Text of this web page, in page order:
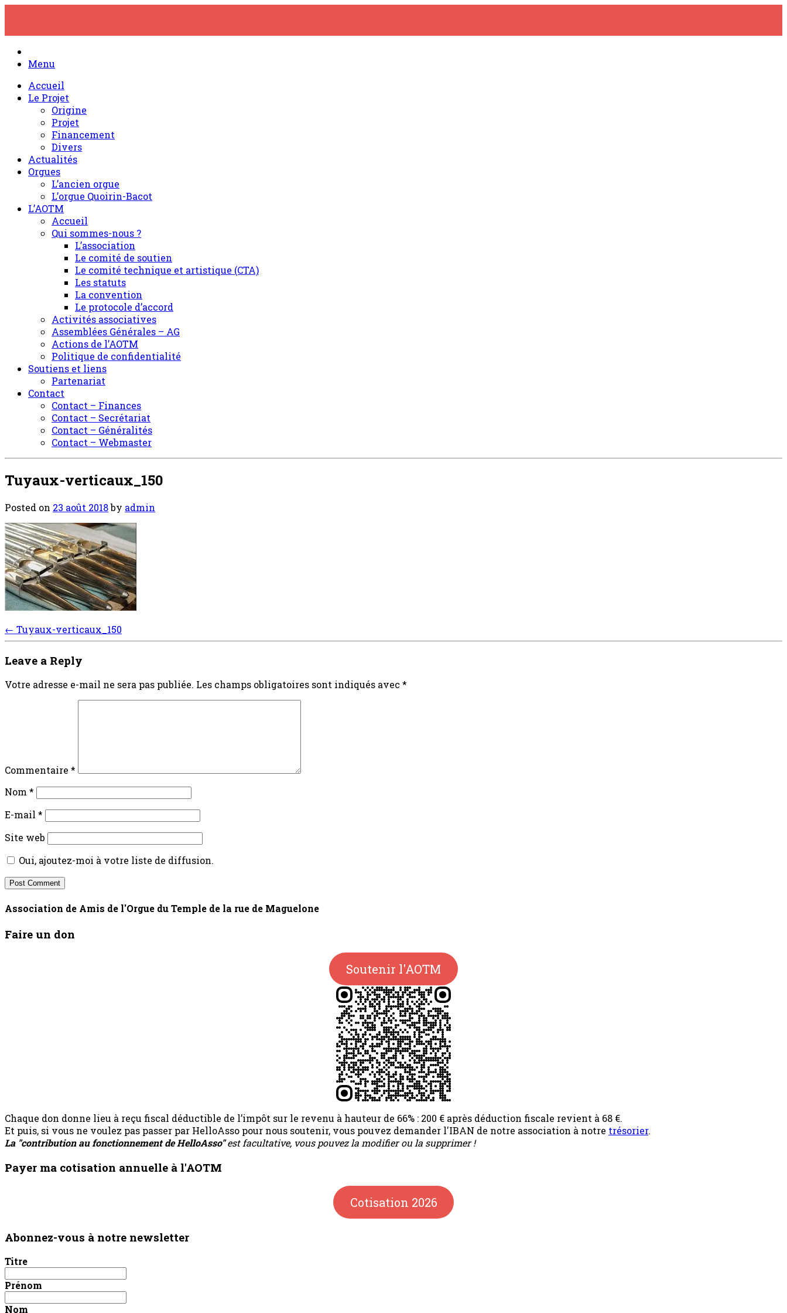
content
Menu
Accueil
Le Projet
Origine
Projet
Financement
Divers
Actualités
Orgues
L’ancien orgue
L’orgue Quoirin-Bacot
L’AOTM
Accueil
Qui sommes-nous ?
L’association
Le comité de soutien
Le comité technique et artistique (CTA)
Les statuts
La convention
Le protocole d’accord
Activités associatives
Assemblées Générales – AG
Actions de l’AOTM
Politique de confidentialité
Soutiens et liens
Partenariat
Contact
Contact – Finances
Contact – Secrétariat
Contact – Généralités
Contact – Webmaster
Tuyaux-verticaux_150
Posted on 23 août 2018by admin
Post
navigation
← Tuyaux-verticaux_150
Leave a Reply
Votre adresse e-mail ne sera pas publiée. Les champs obligatoires sont indiqués avec *
Commentaire *
Nom *
E-mail *
Site web
Oui, ajoutez-moi à votre liste de diffusion.
Association de Amis de l'Orgue du Temple de la rue de Maguelone
Faire un don
Soutenir l'AOTM
Chaque don donne lieu à reçu fiscal déductible de l’impôt sur le revenu à hauteur de 66% : 200 € après déduction fiscale revient à 68 €.
Et puis, si vous ne voulez pas passer par HelloAsso pour nous soutenir, vous pouvez demander l'IBAN de notre association à notre trésorier.
La "contribution au fonctionnement de HelloAsso"est facultative, vous pouvez la modifier ou la supprimer !
Payer ma cotisation annuelle à l'AOTM
Cotisation 2026
Abonnez-vous à notre newsletter
Titre
Prénom
Nom